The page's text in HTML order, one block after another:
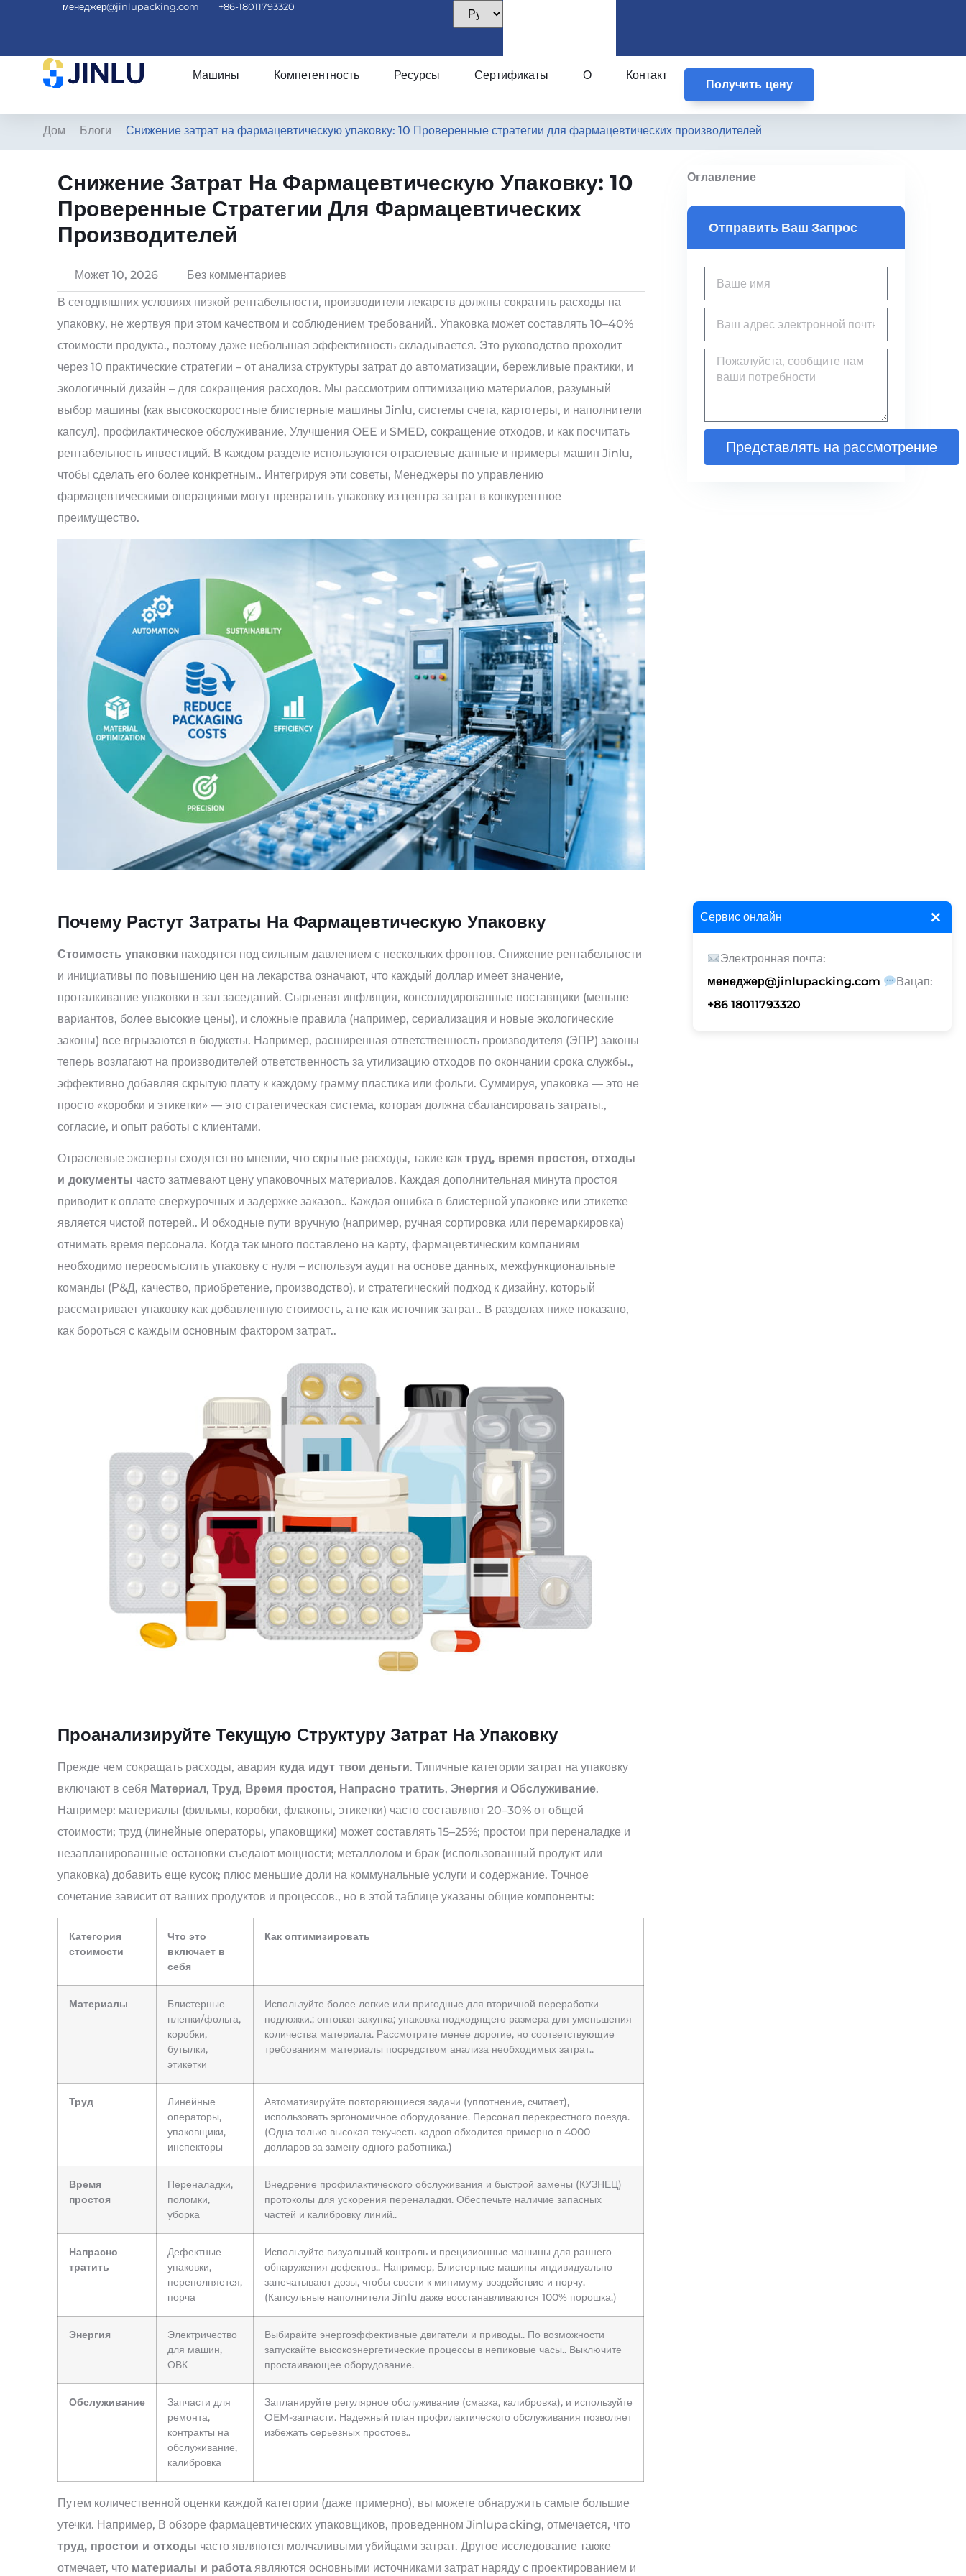
×
Сервис онлайн
Электронная почта:
менеджер@jinlupacking.com
Вацап:
+86 18011793320
менеджер@jinlupacking.com +86-18011793320
Машины Компетентность Ресурсы Сертификаты О Контакт
Получить цену
Дом Блоги Снижение затрат на фармацевтическую упаковку: 10 Проверенные стратегии для фармацевтических производителей
Снижение Затрат На Фармацевтическую Упаковку: 10
Проверенные Стратегии Для Фармацевтических
Производителей
Может 10, 2026
Без комментариев
В сегодняшних условиях низкой рентабельности, производители лекарств должны сократить расходы на
упаковку, не жертвуя при этом качеством и соблюдением требований.. Упаковка может составлять 10–40%
стоимости продукта., поэтому даже небольшая эффективность складывается. Это руководство проходит
через 10 практические стратегии – от анализа структуры затрат до автоматизации, бережливые практики, и
экологичный дизайн – для сокращения расходов. Мы рассмотрим оптимизацию материалов, разумный
выбор машины (как высокоскоростные блистерные машины Jinlu, системы счета, картотеры, и наполнители
капсул), профилактическое обслуживание, Улучшения OEE и SMED, сокращение отходов, и как посчитать
рентабельность инвестиций. В каждом разделе используются отраслевые данные и примеры машин Jinlu,
чтобы сделать его более конкретным.. Интегрируя эти советы, Менеджеры по управлению
фармацевтическими операциями могут превратить упаковку из центра затрат в конкурентное
преимущество.
Почему Растут Затраты На Фармацевтическую Упаковку
Стоимость упаковки находятся под сильным давлением с нескольких фронтов. Снижение рентабельности
и инициативы по повышению цен на лекарства означают, что каждый доллар имеет значение,
проталкивание упаковки в зал заседаний. Сырьевая инфляция, консолидированные поставщики (меньше
вариантов, более высокие цены), и сложные правила (например, сериализация и новые экологические
законы) все вгрызаются в бюджеты. Например, расширенная ответственность производителя (ЭПР) законы
теперь возлагают на производителей ответственность за утилизацию отходов по окончании срока службы.,
эффективно добавляя скрытую плату к каждому грамму пластика или фольги. Суммируя, упаковка — это не
просто «коробки и этикетки» — это стратегическая система, которая должна сбалансировать затраты.,
согласие, и опыт работы с клиентами.
Отраслевые эксперты сходятся во мнении, что скрытые расходы, такие как труд, время простоя, отходы
и документы часто затмевают цену упаковочных материалов. Каждая дополнительная минута простоя
приводит к оплате сверхурочных и задержке заказов.. Каждая ошибка в блистерной упаковке или этикетке
является чистой потерей.. И обходные пути вручную (например, ручная сортировка или перемаркировка)
отнимать время персонала. Когда так много поставлено на карту, фармацевтическим компаниям
необходимо переосмыслить упаковку с нуля – используя аудит на основе данных, межфункциональные
команды (Р&Д, качество, приобретение, производство), и стратегический подход к дизайну, который
рассматривает упаковку как добавленную стоимость, а не как источник затрат.. В разделах ниже показано,
как бороться с каждым основным фактором затрат..
Проанализируйте Текущую Структуру Затрат На Упаковку
Прежде чем сокращать расходы, авария куда идут твои деньги. Типичные категории затрат на упаковку
включают в себя Материал, Труд, Время простоя, Напрасно тратить, Энергия и Обслуживание.
Например: материалы (фильмы, коробки, флаконы, этикетки) часто составляют 20–30% от общей
стоимости; труд (линейные операторы, упаковщики) может составлять 15–25%; простои при переналадке и
незапланированные остановки съедают мощности; металлолом и брак (использованный продукт или
упаковка) добавить еще кусок; плюс меньшие доли на коммунальные услуги и содержание. Точное
сочетание зависит от ваших продуктов и процессов., но в этой таблице указаны общие компоненты:
Категория
стоимости
Что это
включает в
себя
Как оптимизировать
Материалы
Блистерные
пленки/фольга,
коробки,
бутылки,
этикетки
Используйте более легкие или пригодные для вторичной переработки
подложки.; оптовая закупка; упаковка подходящего размера для уменьшения
количества материала. Рассмотрите менее дорогие, но соответствующие
требованиям материалы посредством анализа необходимых затрат..
Труд
Линейные
операторы,
упаковщики,
инспекторы
Автоматизируйте повторяющиеся задачи (уплотнение, считает),
использовать эргономичное оборудование. Персонал перекрестного поезда.
(Одна только высокая текучесть кадров обходится примерно в 4000
долларов за замену одного работника.)
Время
простоя
Переналадки,
поломки,
уборка
Внедрение профилактического обслуживания и быстрой замены (КУЗНЕЦ)
протоколы для ускорения переналадки. Обеспечьте наличие запасных
частей и калибровку линий..
Напрасно
тратить
Дефектные
упаковки,
переполняется,
порча
Используйте визуальный контроль и прецизионные машины для раннего
обнаружения дефектов.. Например, Блистерные машины индивидуально
запечатывают дозы, чтобы свести к минимуму воздействие и порчу.
(Капсульные наполнители Jinlu даже восстанавливаются 100% порошка.)
Энергия
Электричество
для машин,
ОВК
Выбирайте энергоэффективные двигатели и приводы.. По возможности
запускайте высокоэнергетические процессы в непиковые часы.. Выключите
простаивающее оборудование.
Обслуживание
Запчасти для
ремонта,
контракты на
обслуживание,
калибровка
Запланируйте регулярное обслуживание (смазка, калибровка), и используйте
OEM-запчасти. Надежный план профилактического обслуживания позволяет
избежать серьезных простоев..
Путем количественной оценки каждой категории (даже примерно), вы можете обнаружить самые большие
утечки. Например, В обзоре фармацевтических упаковщиков, проведенном Jinlupacking, отмечается, что
труд, простои и отходы часто являются молчаливыми убийцами затрат. Другое исследование также
отмечает, что материалы и работа являются основными источниками затрат наряду с проектированием и
Оглавление
Отправить Ваш Запрос
Представлять на рассмотрение